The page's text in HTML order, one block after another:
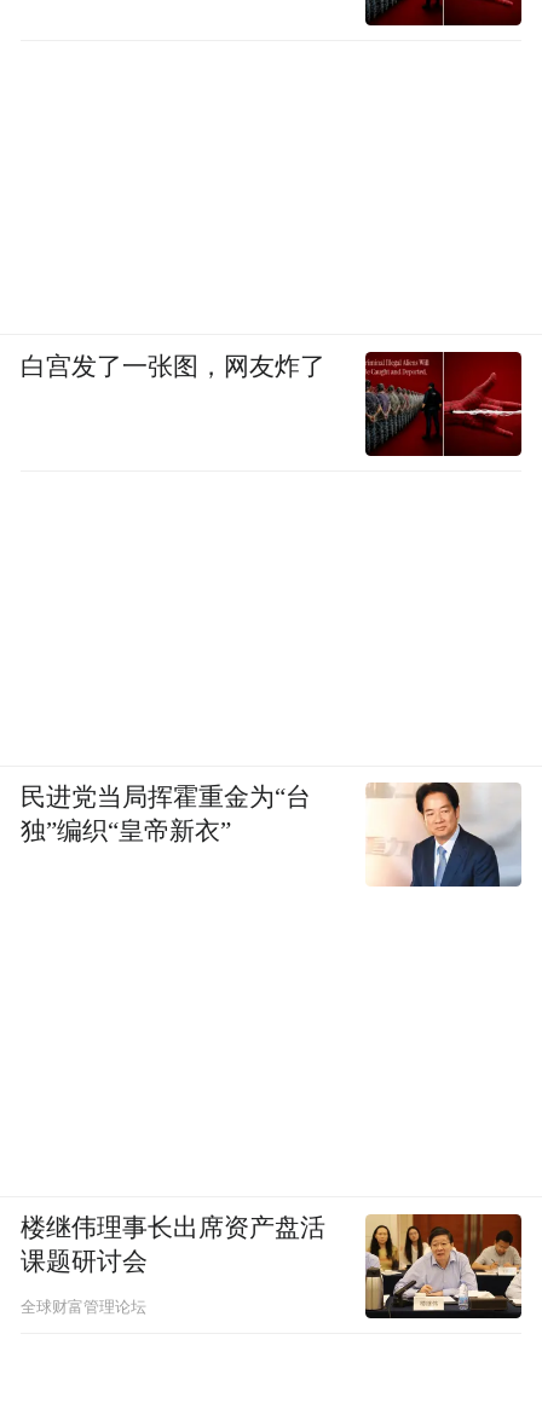
白宫发了一张图，网友炸了
民进党当局挥霍重金为“台
独”编织“皇帝新衣”
楼继伟理事长出席资产盘活
课题研讨会
全球财富管理论坛